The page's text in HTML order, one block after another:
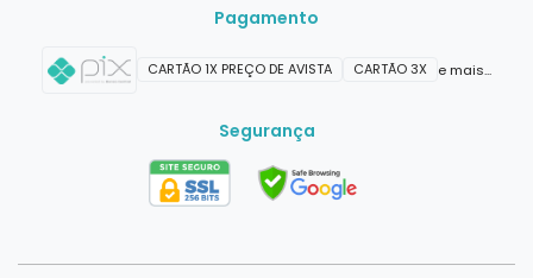
Pagamento
CARTÃO 1X PREÇO DE AVISTA CARTÃO 3X e mais...
Segurança